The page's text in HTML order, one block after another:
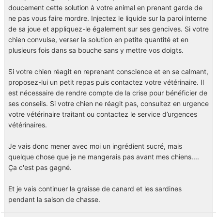
doucement cette solution à votre animal en prenant garde de
ne pas vous faire mordre. Injectez le liquide sur la paroi interne
de sa joue et appliquez-le également sur ses gencives. Si votre
chien convulse, verser la solution en petite quantité et en
plusieurs fois dans sa bouche sans y mettre vos doigts.
Si votre chien réagit en reprenant conscience et en se calmant,
proposez-lui un petit repas puis contactez votre vétérinaire. Il
est nécessaire de rendre compte de la crise pour bénéficier de
ses conseils. Si votre chien ne réagit pas, consultez en urgence
votre vétérinaire traitant ou contactez le service d’urgences
vétérinaires.
Je vais donc mener avec moi un ingrédient sucré, mais
quelque chose que je ne mangerais pas avant mes chiens....
Ça c'est pas gagné.
Et je vais continuer la graisse de canard et les sardines
pendant la saison de chasse.